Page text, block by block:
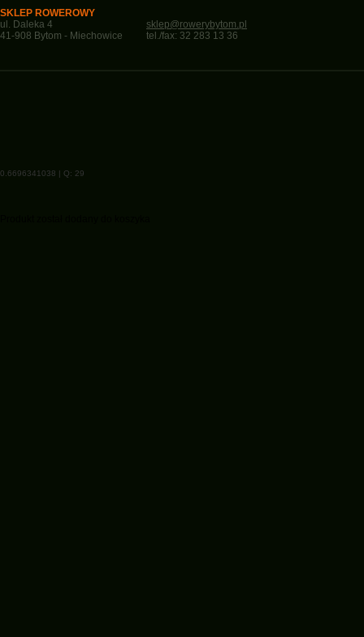
SKLEP ROWEROWY
ul. Daleka 4
41-908 Bytom - Miechowice
sklep@rowerybytom.pl
tel./fax: 32 283 13 36
0.6696341038 | Q: 29